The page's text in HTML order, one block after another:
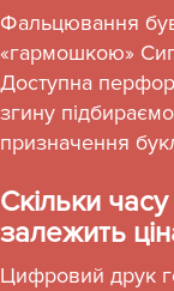
Фальцювання
«гармошкою»
Доступна
згину підбираємо
призначення
Скільки
залежить
Цифровий друк